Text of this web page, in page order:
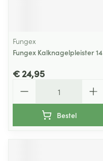
Fungex
Fungex Kalknagelpleister 14
€ 24,95
Bestel